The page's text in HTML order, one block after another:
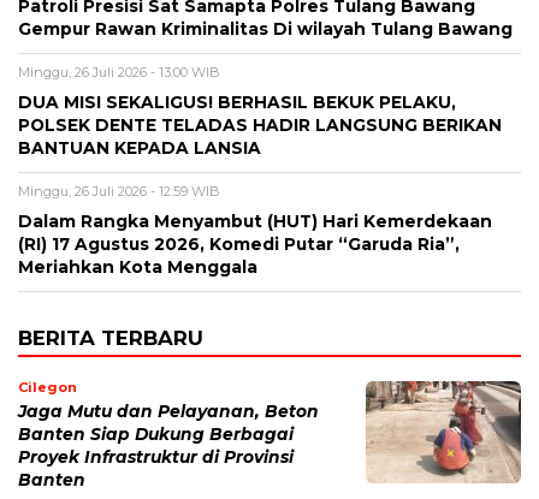
Patroli Presisi Sat Samapta Polres Tulang Bawang
Gempur Rawan Kriminalitas Di wilayah Tulang Bawang
Minggu, 26 Juli 2026 - 13:00 WIB
DUA MISI SEKALIGUS! BERHASIL BEKUK PELAKU,
POLSEK DENTE TELADAS HADIR LANGSUNG BERIKAN
BANTUAN KEPADA LANSIA
Minggu, 26 Juli 2026 - 12:59 WIB
Dalam Rangka Menyambut (HUT) Hari Kemerdekaan
(RI) 17 Agustus 2026, Komedi Putar “Garuda Ria”,
Meriahkan Kota Menggala
BERITA TERBARU
Cilegon
Jaga Mutu dan Pelayanan, Beton
Banten Siap Dukung Berbagai
Proyek Infrastruktur di Provinsi
Banten